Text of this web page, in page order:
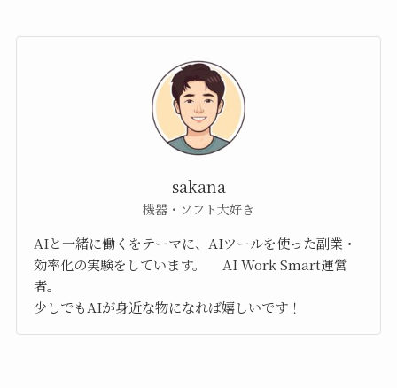
sakana
機器・ソフト大好き
AIと一緒に働くをテーマに、AIツールを使った副業・
効率化の実験をしています。 AI Work Smart運営
者。
少しでもAIが身近な物になれば嬉しいです！